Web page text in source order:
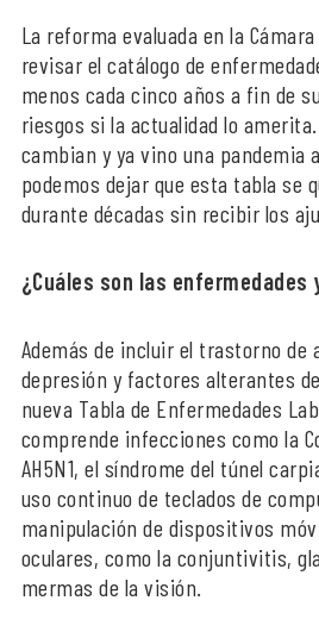
La reforma evaluada en la
revisar el catálogo de
menos cada cinco años a fin de
riesgos si la actualidad lo
cambian y ya vino una pandemia
podemos dejar que esta tabla se
durante décadas sin recibir los
¿Cuáles son las enfermedades
Además de incluir el trastorno de
depresión y factores alterantes
nueva Tabla de Enfermedades
comprende infecciones como la
AH5N1, el síndrome del túnel
uso continuo de teclados de
manipulación de dispositivos
oculares, como la conjuntivitis,
mermas de la visión.